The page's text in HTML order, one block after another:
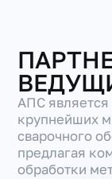
АПС
крупнейших
сварочного
предлагая
обработки